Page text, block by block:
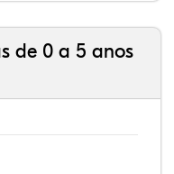
de 0 a 5 anos